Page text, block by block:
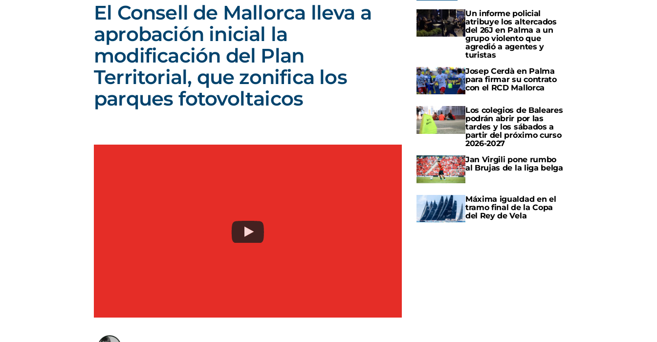
El Consell de Mallorca lleva a
aprobación inicial la
modificación del Plan
Territorial, que zonifica los
parques fotovoltaicos
Un informe policial
atribuye los altercados
del 26J en Palma a un
grupo violento que
agredió a agentes y
turistas
Josep Cerdà en Palma
para firmar su contrato
con el RCD Mallorca
Los colegios de Baleares
podrán abrir por las
tardes y los sábados a
partir del próximo curso
2026-2027
Jan Virgili pone rumbo
al Brujas de la liga belga
Máxima igualdad en el
tramo final de la Copa
del Rey de Vela